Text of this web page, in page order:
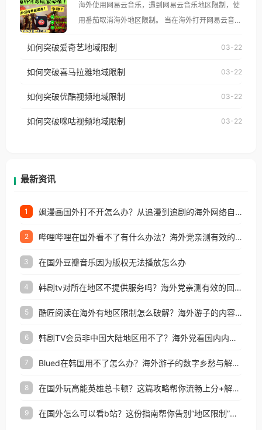
像其他音乐平台一样，出现地区及版权限制问题，且
仅能在中国大陆地区播放。 遇到这个问题的朋友们，
使用番茄回国加速器，即可解决「海外用户收听腾讯
台湾、美国、加拿大、澳大利亚、欧洲等国家和地区
权限制所困扰。
海外使用网易云音乐，遇到网易云音乐地区限制，使
用番茄取消海外地区限制。 当在海外打开网易云音
播放”的提示语。 海外用户如香港、澳门、台湾、美
国、加拿大、澳大利亚、欧洲等国家和地区时，网易
制问题，且仅能在中国大陆地区播放。 遇到这个问题
户收听网易云音乐地区版权限制」的问题，无论人在
如何突破爱奇艺地域限制 03-22
如何突破喜马拉雅地域限制 03-22
如何突破优酷视频地域限制 03-22
如何突破咪咕视频地域限制 03-22
最新资讯
1 飒漫画国外打不开怎么办？从追漫到追剧的海外网络自由之路
2 哔哩哔哩在国外看不了有什么办法？海外党亲测有效的回国加速解决方案
3 在国外豆瓣音乐因为版权无法播放怎么办
4 韩剧tv对所在地区不提供服务吗？海外党亲测有效的回国加速解决方案
5 酷匠阅读在海外有地区限制怎么破解？海外游子的内容归乡路
6 韩剧TV会员非中国大陆地区用不了？海外党看国内内容的加速器选择指南
7 Blued在韩国用不了怎么办？海外游子的数字乡愁与解决方案
8 在国外玩高能英雄总卡顿？这篇攻略帮你流畅上分+解锁国内影音自由
9 在国外怎么可以看b站？这份指南帮你告别“地区限制”的烦恼